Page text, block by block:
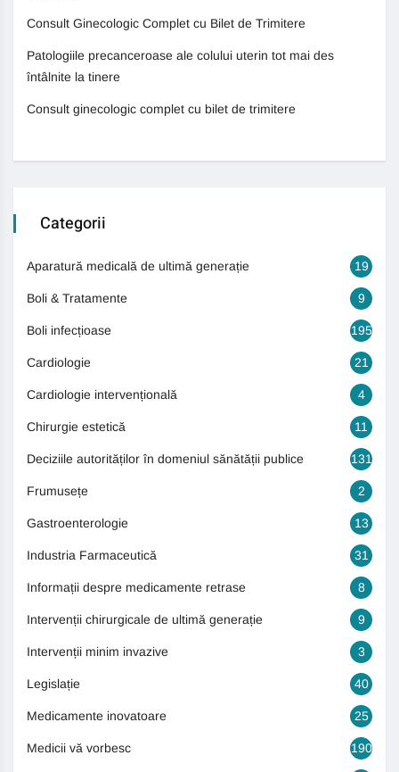
Consult Ginecologic Complet cu Bilet de Trimitere
Patologiile precanceroase ale colului uterin tot mai des
întâlnite la tinere
Consult ginecologic complet cu bilet de trimitere
Categorii
Aparatură medicală de ultimă generație 19
Boli & Tratamente 9
Boli infecțioase 195
Cardiologie 21
Cardiologie intervențională 4
Chirurgie estetică 11
Deciziile autorităților în domeniul sănătății publice 131
Frumusețe 2
Gastroenterologie 13
Industria Farmaceutică 31
Informații despre medicamente retrase 8
Intervenții chirurgicale de ultimă generație 9
Intervenții minim invazive 3
Legislație 40
Medicamente inovatoare 25
Medicii vă vorbesc 190